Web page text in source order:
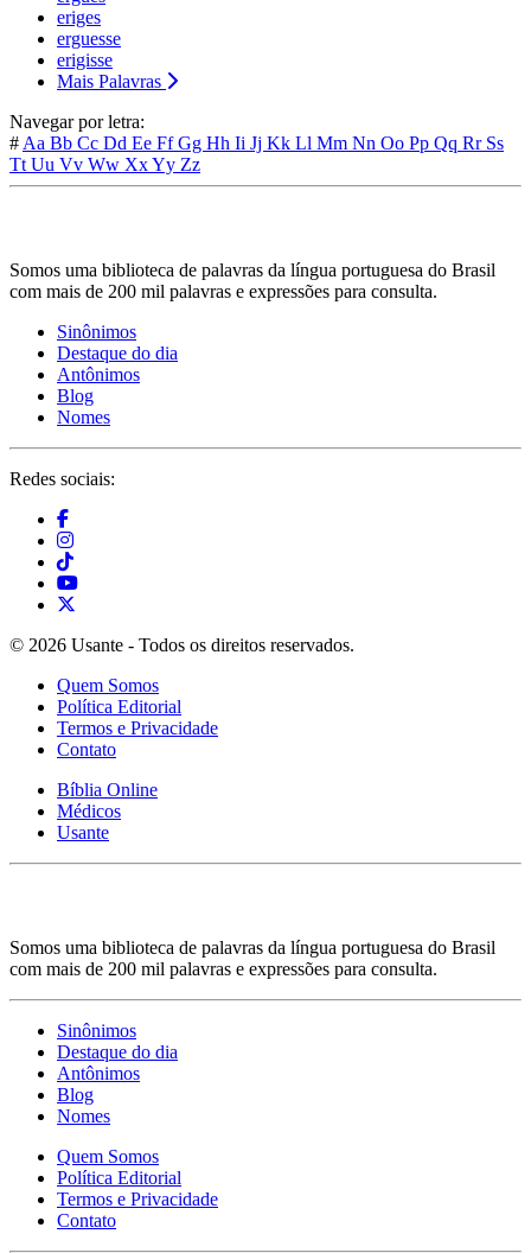
eriges
erguesse
erigisse
Mais Palavras
Navegar por letra:
#Aa Bb Cc Dd Ee FfGg Hh Ii Jj Kk Ll Mm Nn Oo Pp Qq Rr Ss
TtUu Vv Ww XxYy Zz
Somos uma biblioteca de palavras da língua portuguesa do Brasil
com mais de 200 mil palavras e expressões para consulta.
Sinônimos
Destaque do dia
Antônimos
Blog
Nomes
Redes sociais:
© 2026 Usante - Todos os direitos reservados.
Quem Somos
Política Editorial
Termos e Privacidade
Contato
Bíblia Online
Médicos
Usante
Somos uma biblioteca de palavras da língua portuguesa do Brasil
com mais de 200 mil palavras e expressões para consulta.
Sinônimos
Destaque do dia
Antônimos
Blog
Nomes
Quem Somos
Política Editorial
Termos e Privacidade
Contato